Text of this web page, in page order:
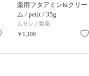
お気に入り
薬用フタアミンhiクリー
ム / petit / 35g
ムサシノ製薬
￥1,100